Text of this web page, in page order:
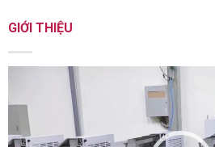
GIỚI THIỆU
Video